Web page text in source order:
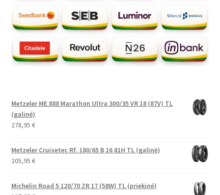
Metzeler ME 888 Marathon Ultra 300/35 VR 18 (87V) TL
(galinė)
278,95 €
Metzeler Cruisetec Rf. 180/65 B 16 81H TL (galinė)
205,95 €
Michelin Road 5 120/70 ZR 17 (58W) TL (priekinė)